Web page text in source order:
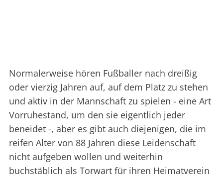
Normalerweise hören Fußballer nach dreißig
oder vierzig Jahren auf, auf dem Platz zu stehen
und aktiv in der Mannschaft zu spielen - eine Art
Vorruhestand, um den sie eigentlich jeder
beneidet -, aber es gibt auch diejenigen, die im
reifen Alter von 88 Jahren diese Leidenschaft
nicht aufgeben wollen und weiterhin
buchstäblich als Torwart für ihren Heimatverein